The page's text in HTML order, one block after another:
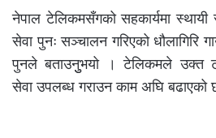
नेपाल टेलिकमसँगको सहकार्यमा स्थायी
सेवा पुनः सञ्चालन गरिएको धौलागिरि
पुनले बताउनुुभयो । टेलिकमले उक्त
सेवा उपलब्ध गराउन काम अघि बढाएको